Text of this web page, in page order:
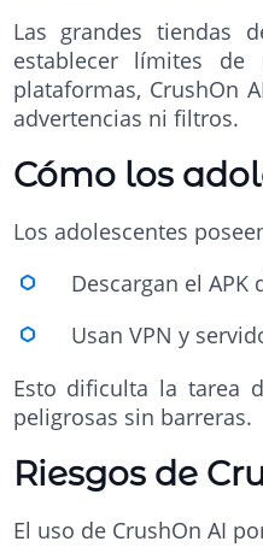
Las grandes tiendas
establecer límites de
plataformas, CrushOn
advertencias ni filtros.
Cómo los
Los adolescentes
Descargan el
Usan VPN y
Esto dificulta la tarea
peligrosas sin barreras.
Riesgos de
El uso de CrushOn AI